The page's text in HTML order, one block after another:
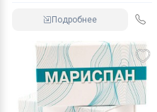
Подробнее